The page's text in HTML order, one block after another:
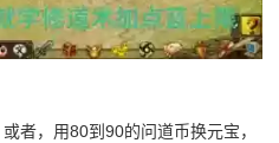
者，用80到90的问道币换元宝，